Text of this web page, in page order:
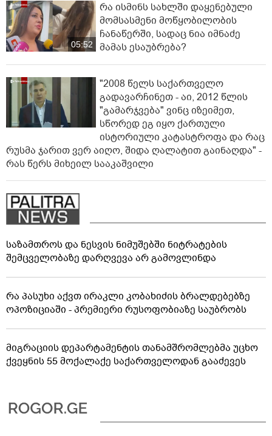
05:52
რა ისმინს სახლში დაყენებული
მომსასმენი მოწყობილობის
ჩანაწერში, სადაც ნია იმნაძე
მამას ესაუბრება?
"2008 წელს საქართველო
გადავარჩინეთ - აი, 2012 წლის
"გამარჯვება" ვინც იზეიმეთ,
სწორედ ეგ იყო ქართული
ისტორიული კატასტროფა და რაც
რუსმა ჯარით ვერ აიღო, შიდა ღალატით გაინაღდა" -
რას წერს მიხეილ სააკაშვილი
საზამთროს და ნესვის ნიმუშებში ნიტრატების
შემცველობაზე დარღვევა არ გამოვლინდა
რა პასუხი აქვთ ირაკლი კობახიძის ბრალდებებზე
ოპოზიციაში - პრემიერი რუსოფობიაზე საუბრობს
მიგრაციის დეპარტამენტის თანამშრომლებმა უცხო
ქვეყნის 55 მოქალაქე საქართველოდან გააძევეს